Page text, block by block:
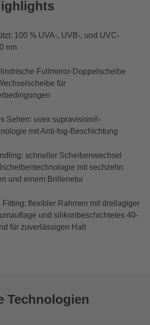
100 % UVA-, UVB-, und UVC-
nm
Fullmirror-Doppelscheibe
für
Sehen: uvex supravision®-
mit Anti-fog-Beschichtung
schneller Scheibenwechsel
mit sechzehn
und einem Brillenetui
Fitting: flexibler Rahmen mit dreilagiger
und silikonbeschichtetes 40-
für zuverlässigen Halt
Technologien